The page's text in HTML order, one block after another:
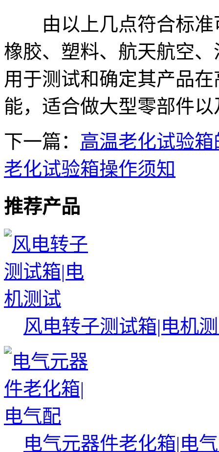
由以上几点符合标准
橡胶、塑料、航天航空
用于测试和确定其产品
能，适合做大型零部件
下一篇： 高温老化试验
老化试验箱操作须知
推荐产品
风电转子测试箱|电机
电气元器件老化箱|电